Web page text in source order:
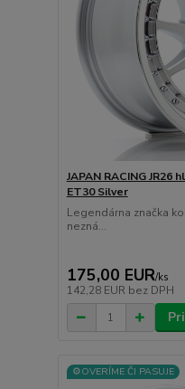
JAPAN RACING JR26
ET30 Silver
Legendárna značka
nezná...
175,00 EUR/ks
142,28 EUR bez DPH
⚙️OVERÍME ČI PASUJE